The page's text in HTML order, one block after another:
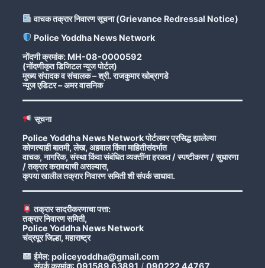
वाचक तक्रार निवारण सूचना (Grievance Redressal Notice)
Police Yoddha News Network
नोंदणी क्रमांक: MH-08-0000592
(नोंदणीकृत डिजिटल न्यूज पोर्टल)
मुख्य संपादक व संचालक – श्री. राजकुमार खोब्रागडे
न्यूज एडिटर – अमर वासनिक
सूचना
Police Yoddha News Network पोर्टलवर प्रसिद्ध झालेल्या
कोणत्याही बातमी, लेख, अहवाल किंवा माहितीसंदर्भात
वाचक, नागरिक, संस्था किंवा संबंधित व्यक्तींना हरकत / स्पष्टीकरण / सुधारणा
/ तक्रार करावयाची असल्यास,
कृपया खालील तक्रार निवारण समिती शी संपर्क साधावा.
तक्रार सादरीकरणाचा पत्ता:
तक्रार निवारण समिती,
Police Yoddha News Network
चंद्रपूर जिल्हा, महाराष्ट्र
ईमेल: policeyoddha@gmail.com